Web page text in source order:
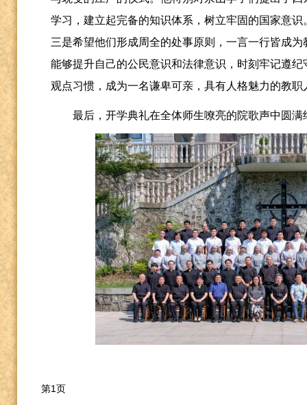
学习，建立起完备的知识体系，树立牢固的国家意
三是希望他们形成周全的处事原则，一言一行皆成
能够提升自己的公民意识和法律意识，时刻牢记遵
观点习惯，成为一名谦卑可亲，具有人格魅力的教职
最后，开学典礼在全体师生嘹亮的院歌声中圆满
第1页